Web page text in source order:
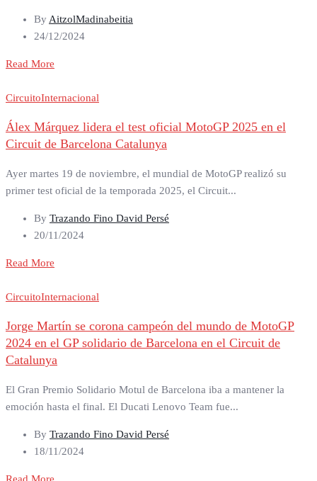
By AitzolMadinabeitia
24/12/2024
Read More
CircuitoInternacional
Álex Márquez lidera el test oficial MotoGP 2025 en el
Circuit de Barcelona Catalunya
Ayer martes 19 de noviembre, el mundial de MotoGP realizó su
primer test oficial de la temporada 2025, el Circuit...
By Trazando Fino David Persé
20/11/2024
Read More
CircuitoInternacional
Jorge Martín se corona campeón del mundo de MotoGP
2024 en el GP solidario de Barcelona en el Circuit de
Catalunya
El Gran Premio Solidario Motul de Barcelona iba a mantener la
emoción hasta el final. El Ducati Lenovo Team fue...
By Trazando Fino David Persé
18/11/2024